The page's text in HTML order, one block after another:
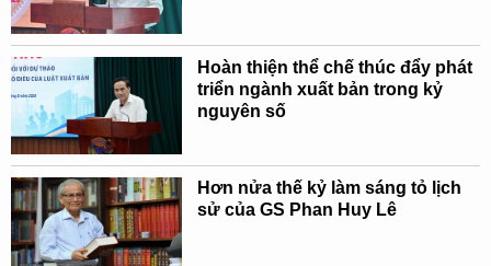
Hoàn thiện thể chế thúc đẩy phát
triển ngành xuất bản trong kỷ
nguyên số
Hơn nửa thế kỷ làm sáng tỏ lịch
sử của GS Phan Huy Lê